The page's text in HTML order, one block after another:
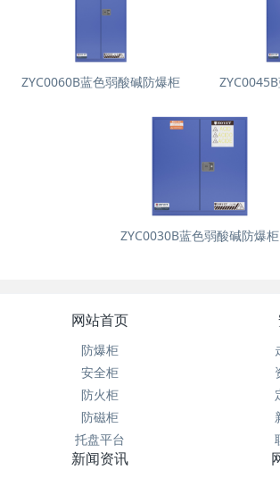
ZYC0060B蓝色弱酸碱防爆柜
ZYC0030B蓝色弱酸碱防爆柜
网站首页
防爆柜
安全柜
防火柜
防磁柜
托盘平台
新闻资讯